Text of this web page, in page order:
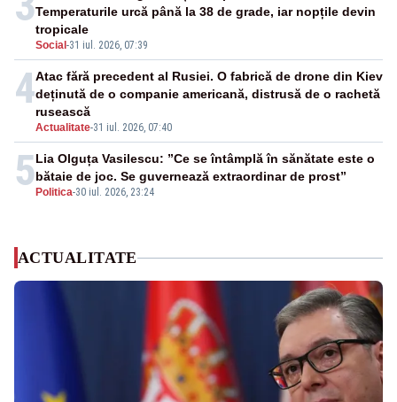
Social -31 iul. 2026, 07:39
Temperaturile urcă până la 38 de grade, iar nopțile devin
tropicale
4
Actualitate-31 iul. 2026, 07:40
Atac fără precedent al Rusiei. O fabrică de drone din Kiev
deținută de o companie americană, distrusă de o rachetă
rusească
5 Politica-30 iul. 2026, 23:24
Lia Olguța Vasilescu: ”Ce se întâmplă în sănătate este o
bătaie de joc. Se guvernează extraordinar de prost”
ACTUALITATE